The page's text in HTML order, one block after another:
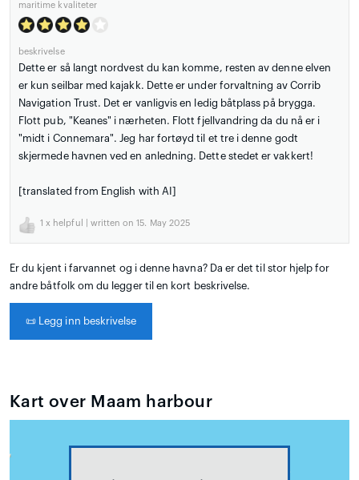
maritime kvaliteter
beskrivelse
Dette er så langt nordvest du kan komme, resten av denne elven
er kun seilbar med kajakk. Dette er under forvaltning av Corrib
Navigation Trust. Det er vanligvis en ledig båtplass på brygga.
Flott pub, "Keanes" i nærheten. Flott fjellvandring da du nå er i
"midt i Connemara". Jeg har fortøyd til et tre i denne godt
skjermede havnen ved en anledning. Dette stedet er vakkert!
[translated from English with AI]
1 x helpful | written on 15. May 2025
Er du kjent i farvannet og i denne havna? Da er det til stor hjelp for
andre båtfolk om du legger til en kort beskrivelse.
📜 Legg inn beskrivelse
Kart over Maam harbour